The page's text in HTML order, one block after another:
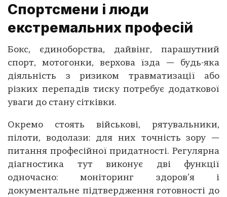
Спортсмени і люди
екстремальних професій
Бокс, єдиноборства, дайвінг, парашутний
спорт, мотогонки, верхова їзда — будь-яка
діяльність з ризиком травматизації або
різких перепадів тиску потребує додаткової
уваги до стану сітківки.
Окремо стоять військові, рятувальники,
пілоти, водолази: для них точність зору —
питання професійної придатності. Регулярна
діагностика тут виконує дві функції
одночасно: моніторинг здоров’я і
документальне підтвердження готовності до